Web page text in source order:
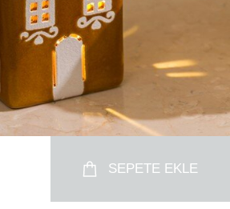
SEPETE EKLE